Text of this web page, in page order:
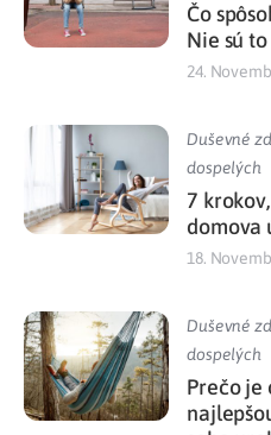
Čo
Nie sú
24.
Duševné
dospelých
7
domova
18.
Duševné
dospelých
Prečo je